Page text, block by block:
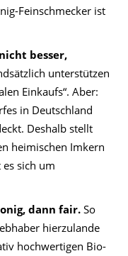
Feinschmecker ist
besser,
unterstützen
Einkaufs“. Aber:
in Deutschland
Deshalb stellt
heimischen Imkern
sich um
dann fair. So
hierzulande
hochwertigen Bio-